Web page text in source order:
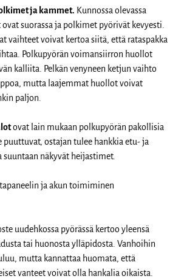
ja kammet. Kunnossa olevassa
ovat suorassa ja polkimet pyörivät kevyesti.
vaihteet voivat kertoa siitä, että rataspakka
Polkupyörän voimansiirron huollot
kalliita. Pelkän venyneen ketjun vaihto
mutta laajemmat huollot voivat
paljon.
ovat lain mukaan polkupyörän pakollisia
puuttuvat, ostajan tulee hankkia etu- ja
suuntaan näkyvät heijastimet.
ja akun toimiminen
uudehkossa pyörässä kertoo yleensä
tai huonosta ylläpidosta. Vanhoihin
mutta kannattaa huomata, että
vanteet voivat olla hankalia oikaista.